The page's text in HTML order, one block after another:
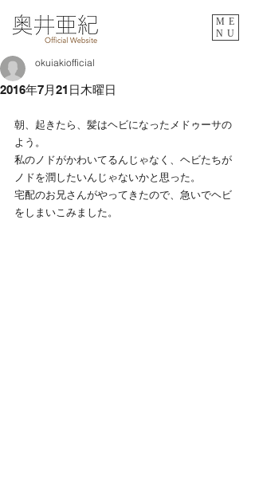
ME
NU
2016年7月21日木曜日
okuiakiofficial
朝、起きたら、髪はヘビになったメドゥーサの
よう。
私のノドがかわいてるんじゃなく、ヘビたちが
ノドを潤したいんじゃないかと思った。
宅配のお兄さんがやってきたので、急いでヘビ
をしまいこみました。